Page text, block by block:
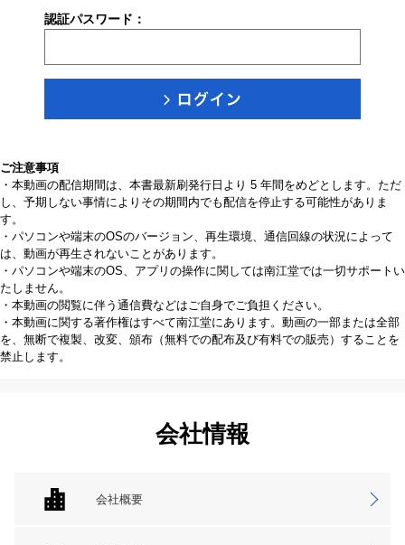
認証パスワード：
ご注意事項
・本動画の配信期間は、本書最新刷発行日より 5 年間をめどとします。ただ
し、予期しない事情によりその期間内でも配信を停止する可能性がありま
す。
・パソコンや端末のOSのバージョン、再生環境、通信回線の状況によって
は、動画が再生されないことがあります。
・パソコンや端末のOS、アプリの操作に関しては南江堂では一切サポートい
たしません。
・本動画の閲覧に伴う通信費などはご自身でご負担ください。
・本動画に関する著作権はすべて南江堂にあります。動画の一部または全部
を、無断で複製、改変、頒布（無料での配布及び有料での販売）することを
禁止します。
会社情報
会社概要